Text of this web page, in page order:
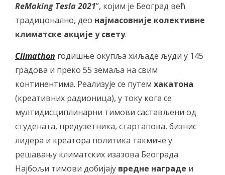
ReMaking Tesla 2021”, којим је Београд већ
традицонално, део најмасовнијe колективнe
климатскe акцијe у свету.
Climathon годишње окупља хиљаде људи у 145
градова и преко 55 земаља на свим
континентима. Реализује се путем хакатона
(креативних радионица), у току кога се
мултидисциплинарни тимови састављени од
студената, предузетника, стартапова, бизнис
лидера и креатора политика такмиче у
решавању климатских изазова Београда.
Најбољи тимови добијају вредне награде и